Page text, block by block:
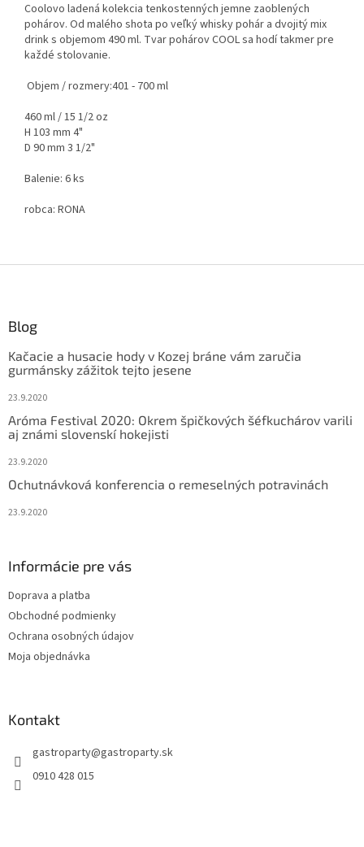
Coolovo ladená kolekcia tenkostenných jemne zaoblených
pohárov. Od malého shota po veľký whisky pohár a dvojitý mix
drink s objemom 490 ml. Tvar pohárov COOL sa hodí takmer pre
každé stolovanie.
Objem / rozmery:401 - 700 ml
460 ml / 15 1/2 oz
H 103 mm 4"
D 90 mm 3 1/2"
Balenie: 6 ks
robca: RONA
Blog
Kačacie a husacie hody v Kozej bráne vám zaručia
gurmánsky zážitok tejto jesene
23.9.2020
Aróma Festival 2020: Okrem špičkových šéfkuchárov varili
aj známi slovenskí hokejisti
23.9.2020
Ochutnávková konferencia o remeselných potravinách
23.9.2020
Informácie pre vás
Doprava a platba
Obchodné podmienky
Ochrana osobných údajov
Moja objednávka
Kontakt
gastroparty@gastroparty.sk
0910 428 015